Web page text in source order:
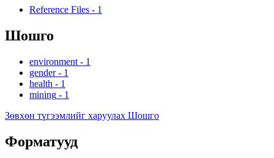
Reference Files - 1
Шошго
environment - 1
gender - 1
health - 1
mining - 1
Зөвхөн түгээмлийг харуулах Шошго
Форматууд